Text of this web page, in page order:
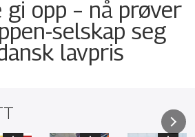
opp – nå prøver
selskap seg
lavpris